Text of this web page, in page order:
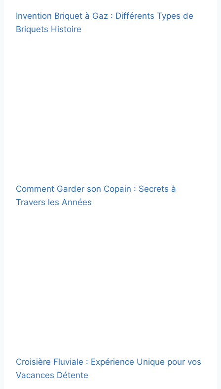
Invention Briquet à Gaz : Différents Types de
Briquets Histoire
Comment Garder son Copain : Secrets à
Travers les Années
Croisière Fluviale : Expérience Unique pour vos
Vacances Détente